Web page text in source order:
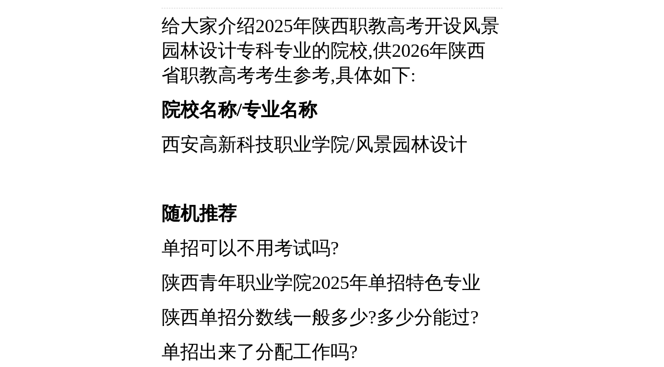
给大家介绍2025年陕西职教高考开设风景
园林设计专科专业的院校,供2026年陕西
省职教高考考生参考,具体如下:
院校名称/专业名称
西安高新科技职业学院/风景园林设计
随机推荐
单招可以不用考试吗?
陕西青年职业学院2025年单招特色专业
陕西单招分数线一般多少?多少分能过?
单招出来了分配工作吗?